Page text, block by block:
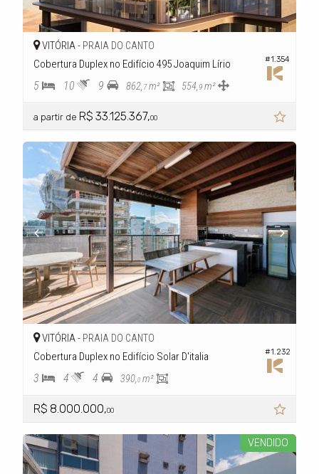
#1.354
VITÓRIA - PRAIA DO CANTO
Cobertura Duplex no Edifício 495 Joaquim Lírio
5 10 9 862,7m² 554,9 m²
a partir de R$ 33.125.367,00
#1.232
VITÓRIA - PRAIA DO CANTO
Cobertura Duplex no Edifício Solar D'italia
3 4 4 390,0 m²
R$ 8.000.000,00
VENDIDO